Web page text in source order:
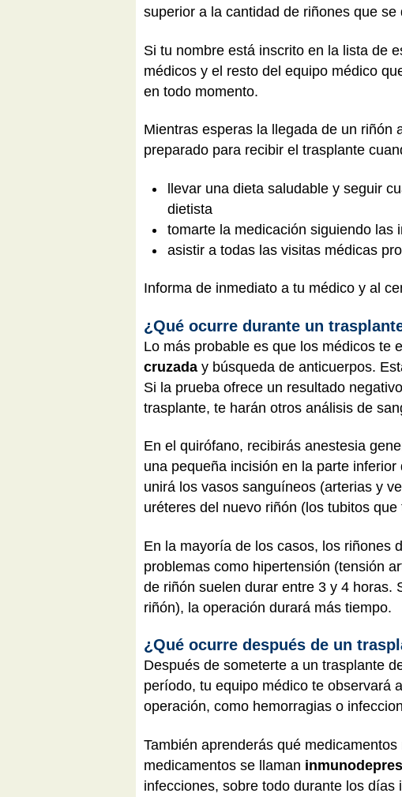
superior a la cantidad de riñones que
Si tu nombre está inscrito en la lista de
médicos y el resto del equipo médico
en todo momento.
Mientras esperas la llegada de un riñón
preparado para recibir el trasplante
llevar una dieta saludable y seguir
dietista
tomarte la medicación siguiendo las
asistir a todas las visitas médicas
Informa de inmediato a tu médico y al
¿Qué ocurre durante un
Lo más probable es que los médicos te
cruzada y búsqueda de anticuerpos.
Si la prueba ofrece un resultado
trasplante, te harán otros análisis de
En el quirófano, recibirás anestesia
una pequeña incisión en la parte
unirá los vasos sanguíneos (arterias y
uréteres del nuevo riñón (los tubitos
En la mayoría de los casos, los riñones
problemas como hipertensión (tensión
de riñón suelen durar entre 3 y 4 horas.
riñón), la operación durará más tiempo.
¿Qué ocurre después de un
Después de someterte a un trasplante
período, tu equipo médico te observará
operación, como hemorragias o
También aprenderás qué
medicamentos se llaman
infecciones, sobre todo durante los